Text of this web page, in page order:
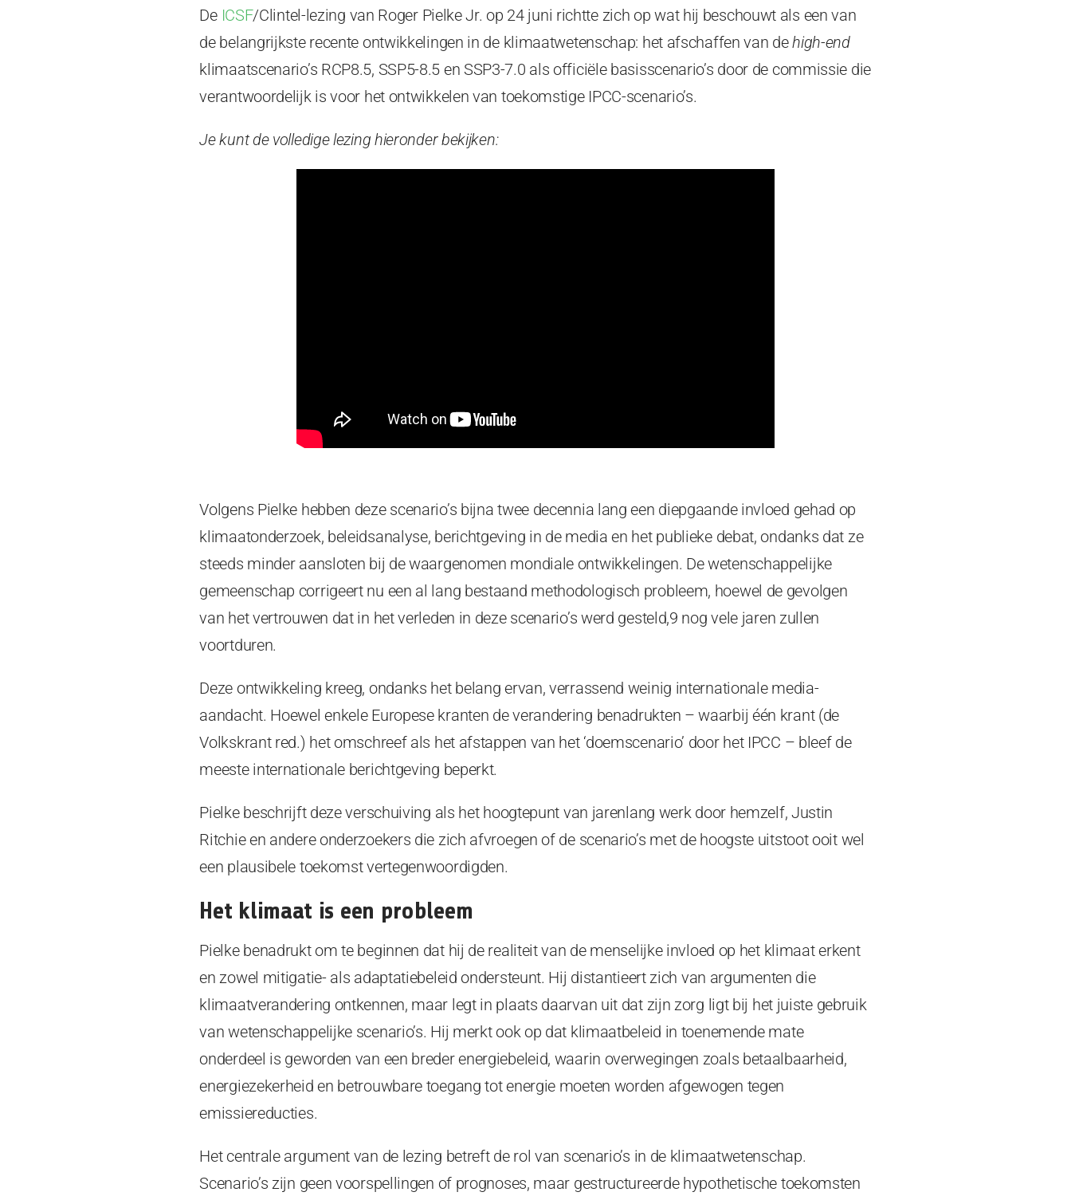
De ICSF/Clintel-lezing van Roger Pielke Jr. op 24 juni richtte zich op wat hij beschouwt als een van
de belangrijkste recente ontwikkelingen in de klimaatwetenschap: het afschaffen van dehigh-end
klimaatscenario’s RCP8.5, SSP5-8.5 en SSP3-7.0 als officiële basisscenario’s door de commissie die
verantwoordelijk is voor het ontwikkelen van toekomstige IPCC-scenario’s.
Je kunt de volledige lezing hieronder bekijken:
Volgens Pielke hebben deze scenario’s bijna twee decennia lang een diepgaande invloed gehad op
klimaatonderzoek, beleidsanalyse, berichtgeving in de media en het publieke debat, ondanks dat ze
steeds minder aansloten bij de waargenomen mondiale ontwikkelingen. De wetenschappelijke
gemeenschap corrigeert nu een al lang bestaand methodologisch probleem, hoewel de gevolgen
van het vertrouwen dat in het verleden in deze scenario’s werd gesteld,9 nog vele jaren zullen
voortduren.
Deze ontwikkeling kreeg, ondanks het belang ervan, verrassend weinig internationale media-
aandacht. Hoewel enkele Europese kranten de verandering benadrukten – waarbij één krant (de
Volkskrant red.) het omschreef als het afstappen van het ‘doemscenario’ door het IPCC – bleef de
meeste internationale berichtgeving beperkt.
Pielke beschrijft deze verschuiving als het hoogtepunt van jarenlang werk door hemzelf, Justin
Ritchie en andere onderzoekers die zich afvroegen of de scenario’s met de hoogste uitstoot ooit wel
een plausibele toekomst vertegenwoordigden.
Het klimaat is een probleem
Pielke benadrukt om te beginnen dat hij de realiteit van de menselijke invloed op het klimaat erkent
en zowel mitigatie- als adaptatiebeleid ondersteunt. Hij distantieert zich van argumenten die
klimaatverandering ontkennen, maar legt in plaats daarvan uit dat zijn zorg ligt bij het juiste gebruik
van wetenschappelijke scenario’s. Hij merkt ook op dat klimaatbeleid in toenemende mate
onderdeel is geworden van een breder energiebeleid, waarin overwegingen zoals betaalbaarheid,
energiezekerheid en betrouwbare toegang tot energie moeten worden afgewogen tegen
emissiereducties.
Het centrale argument van de lezing betreft de rol van scenario’s in de klimaatwetenschap.
Scenario’s zijn geen voorspellingen of prognoses, maar gestructureerde hypothetische toekomsten